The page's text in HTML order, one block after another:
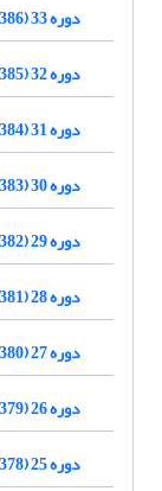
دوره 33 (1386)
دوره 32 (1385)
دوره 31 (1384)
دوره 30 (1383)
دوره 29 (1382)
دوره 28 (1381)
دوره 27 (1380)
دوره 26 (1379)
دوره 25 (1378)